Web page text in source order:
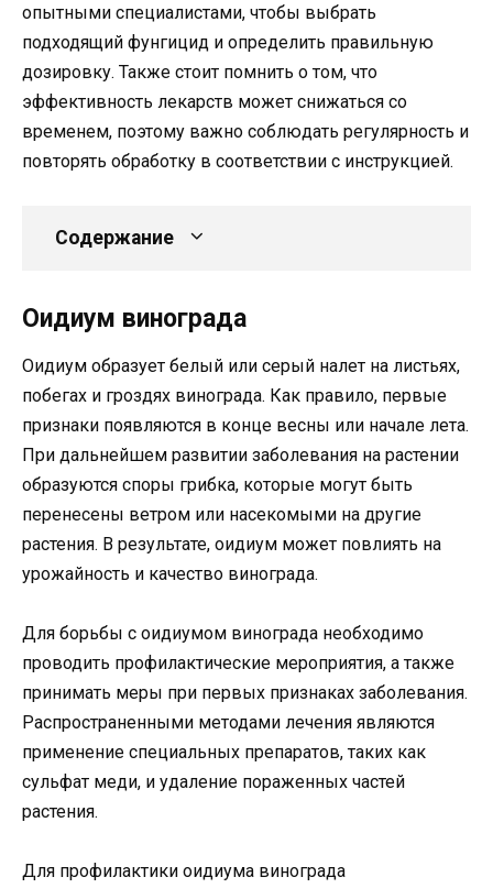
опытными специалистами, чтобы выбрать
подходящий фунгицид и определить правильную
дозировку. Также стоит помнить о том, что
эффективность лекарств может снижаться со
временем, поэтому важно соблюдать регулярность и
повторять обработку в соответствии с инструкцией.
Содержание
Оидиум винограда
Оидиум образует белый или серый налет на листьях,
побегах и гроздях винограда. Как правило, первые
признаки появляются в конце весны или начале лета.
При дальнейшем развитии заболевания на растении
образуются споры грибка, которые могут быть
перенесены ветром или насекомыми на другие
растения. В результате, оидиум может повлиять на
урожайность и качество винограда.
Для борьбы с оидиумом винограда необходимо
проводить профилактические мероприятия, а также
принимать меры при первых признаках заболевания.
Распространенными методами лечения являются
применение специальных препаратов, таких как
сульфат меди, и удаление пораженных частей
растения.
Для профилактики оидиума винограда